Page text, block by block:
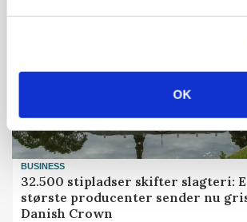
OK
BUSINESS
32.500 stipladser skifter slagteri:
største producenter sender nu
Danish Crown